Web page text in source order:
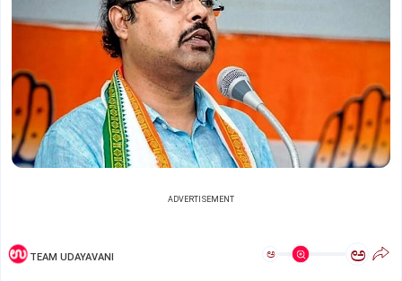
ADVERTISEMENT
TEAM UDAYAVANI ಅ ಅ